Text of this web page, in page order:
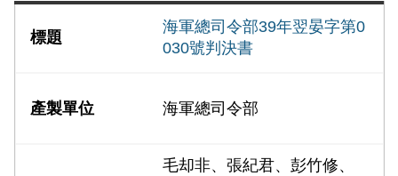
海軍總司令部39年翌晏字第0
030號判決書
海軍總司令部
毛却非、張紀君、彭竹修、